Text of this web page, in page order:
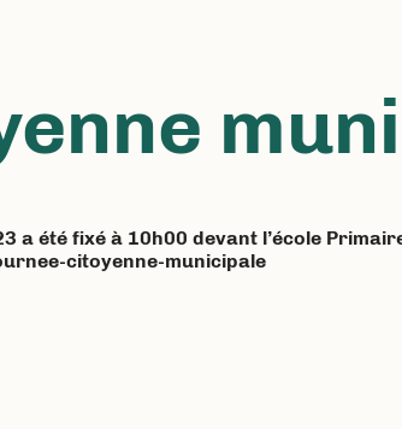
a été fixé à 10h00 devant l’école
citoyenne-municipale